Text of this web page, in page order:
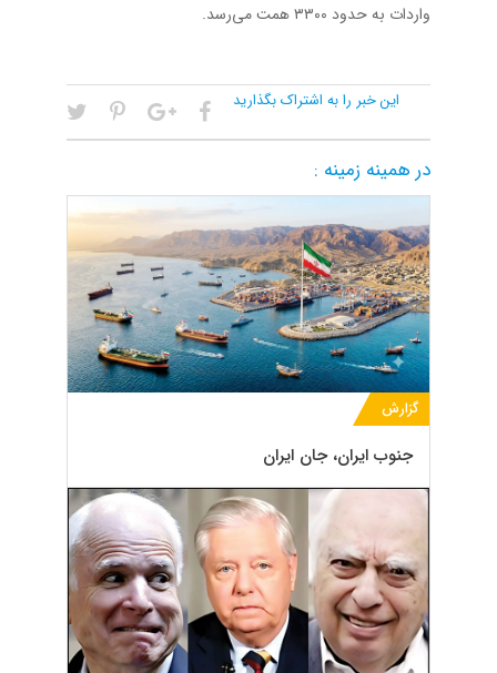
واردات به حدود ۳۳۰۰ همت می‌رسد.
این خبر را به اشتراک بگذارید
در همینه زمینه :
گزارش
جنوب ایران، جان ایران